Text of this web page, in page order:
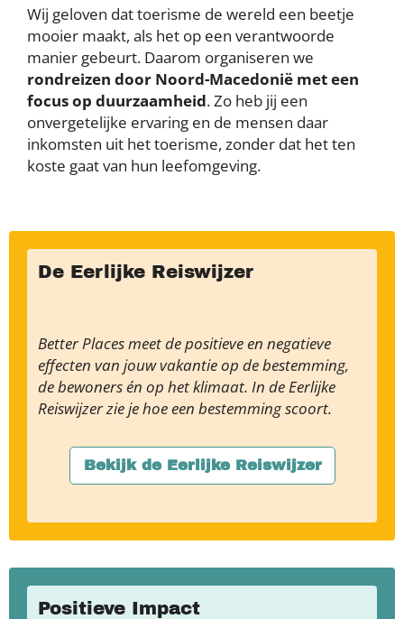
Wij geloven dat toerisme de wereld een beetje
mooier maakt, als het op een verantwoorde
manier gebeurt. Daarom organiseren we
rondreizen door Noord-Macedonië met een
focus op duurzaamheid. Zo heb jij een
onvergetelijke ervaring en de mensen daar
inkomsten uit het toerisme, zonder dat het ten
koste gaat van hun leefomgeving.
De Eerlijke Reiswijzer
Better Places meet de positieve en negatieve
effecten van jouw vakantie op de bestemming,
de bewoners én op het klimaat. In de Eerlijke
Reiswijzer zie je hoe een bestemming scoort.
Bekijk de Eerlijke Reiswijzer
Positieve Impact